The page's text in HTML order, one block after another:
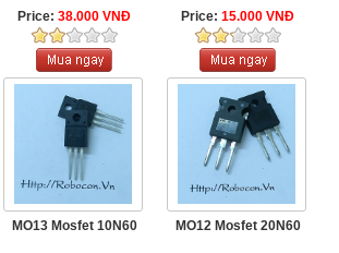
Price: 38.000 VNĐ
Price: 15.000 VNĐ
MO13 Mosfet 10N60 MO12 Mosfet 20N60